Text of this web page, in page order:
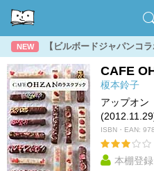
NEW 【ビルボードジャパンコ
CAFE
榎本鈴子
アップオン
ISBN・EAN:
本棚登